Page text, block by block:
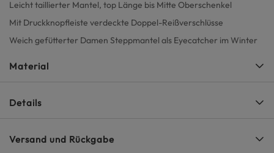
Leicht taillierter Mantel, top Länge bis Mitte Oberschenkel
Mit Druckknopfleiste verdeckte Doppel-Reißverschlüsse
Weich gefütterter Damen Steppmantel als Eyecatcher im Winter
Material
Details
Versand und Rückgabe